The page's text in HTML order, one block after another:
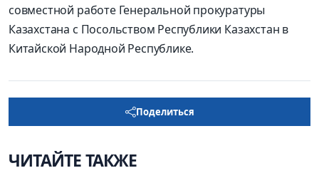
совместной работе Генеральной прокуратуры
Казахстана с Посольством Республики Казахстан в
Китайской Народной Республике.
Поделиться
ЧИТАЙТЕ ТАКЖЕ